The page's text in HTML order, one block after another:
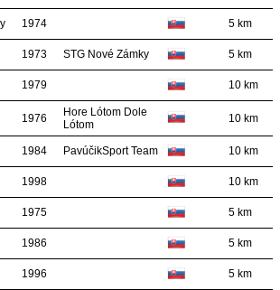
1974 5 km
1973 STG Nové Zámky 5 km
1979 10 km
1976
Hore Lótom Dole
Lótom
10 km
1984 PavúčikSport Team 10 km
1998 10 km
1975 5 km
1986 5 km
1996 5 km